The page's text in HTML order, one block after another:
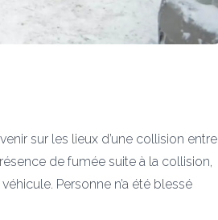
sur les lieux d’une collision entre
de fumée suite à la collision,
Personne n’a été blessé